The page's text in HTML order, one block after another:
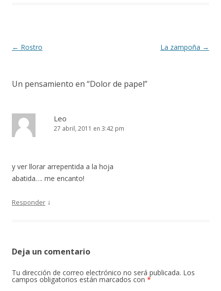
k
Navegación
← Rostro La zampoña →
Un pensamiento en “Dolor de papel”
Leo
27 abril, 2011 en 3:42 pm
y ver llorar arrepentida a la hoja
abatida…. me encanto!
Responder ↓
Deja un comentario
Tu dirección de correo electrónico no será publicada. Los
campos obligatorios están marcados con *